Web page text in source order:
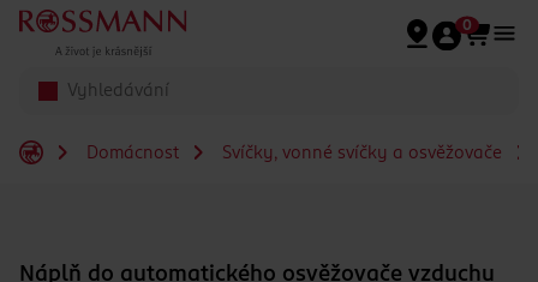
Přeskočit na hlavmní obsah
0
Domácnost Svíčky, vonné svíčky a osvěžovače
Náplň do automatického osvěžovače vzduchu